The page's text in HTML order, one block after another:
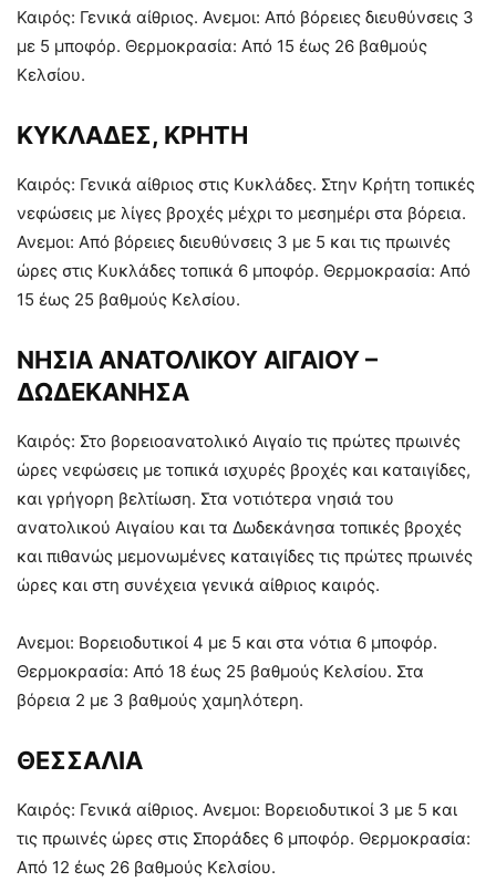
Καιρός: Γενικά αίθριος. Ανεμοι: Από βόρειες διευθύνσεις 3
με 5 μποφόρ. Θερμοκρασία: Από 15 έως 26 βαθμούς
Κελσίου.
ΚΥΚΛΑΔΕΣ, ΚΡΗΤΗ
Καιρός: Γενικά αίθριος στις Κυκλάδες. Στην Κρήτη τοπικές
νεφώσεις με λίγες βροχές μέχρι το μεσημέρι στα βόρεια.
Ανεμοι: Από βόρειες διευθύνσεις 3 με 5 και τις πρωινές
ώρες στις Κυκλάδες τοπικά 6 μποφόρ. Θερμοκρασία: Από
15 έως 25 βαθμούς Κελσίου.
ΝΗΣΙΑ ΑΝΑΤΟΛΙΚΟΥ ΑΙΓΑΙΟΥ –
ΔΩΔΕΚΑΝΗΣΑ
Καιρός: Στο βορειοανατολικό Αιγαίο τις πρώτες πρωινές
ώρες νεφώσεις με τοπικά ισχυρές βροχές και καταιγίδες,
και γρήγορη βελτίωση. Στα νοτιότερα νησιά του
ανατολικού Αιγαίου και τα Δωδεκάνησα τοπικές βροχές
και πιθανώς μεμονωμένες καταιγίδες τις πρώτες πρωινές
ώρες και στη συνέχεια γενικά αίθριος καιρός.
Ανεμοι: Βορειοδυτικοί 4 με 5 και στα νότια 6 μποφόρ.
Θερμοκρασία: Από 18 έως 25 βαθμούς Κελσίου. Στα
βόρεια 2 με 3 βαθμούς χαμηλότερη.
ΘΕΣΣΑΛΙΑ
Καιρός: Γενικά αίθριος. Ανεμοι: Βορειοδυτικοί 3 με 5 και
τις πρωινές ώρες στις Σποράδες 6 μποφόρ. Θερμοκρασία:
Από 12 έως 26 βαθμούς Κελσίου.